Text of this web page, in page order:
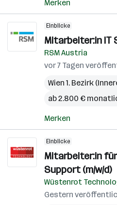
Merken
Einblicke
Mitarbeiter:in IT
RSM Austria
vor 7 Tagen
Wien 1. Bezirk
ab 2.800 €
Merken
Einblicke
Mitarbeiter:in für
Support (m/w/d)
Wüstenrot
Gestern